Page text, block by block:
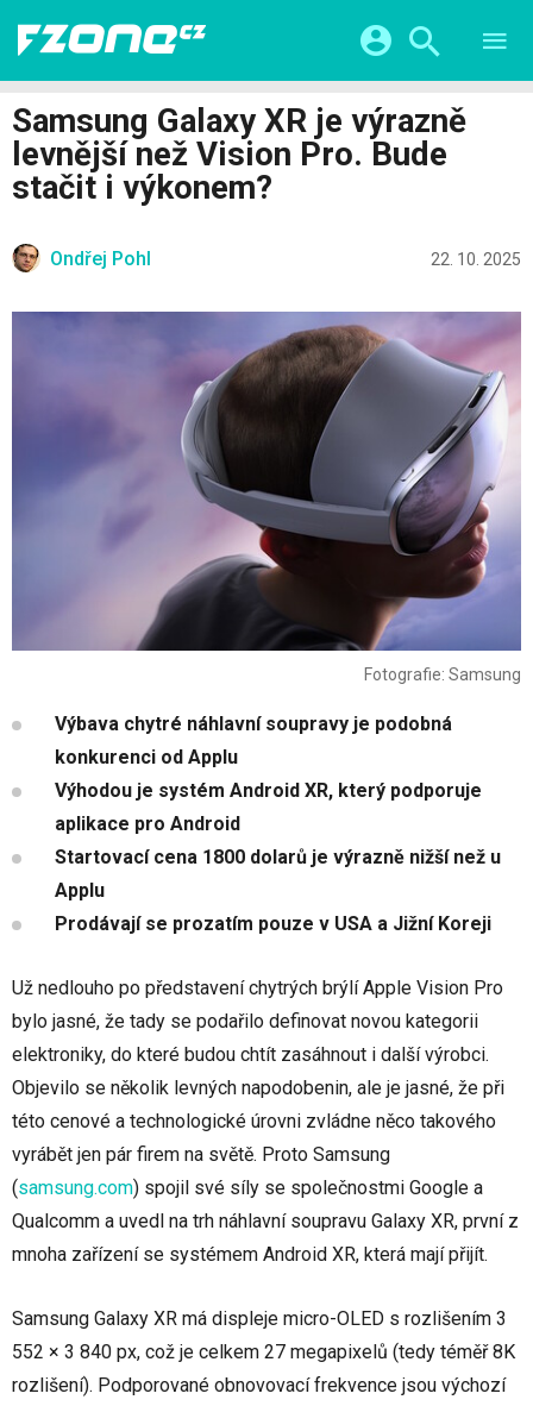
VIDEA
SERIÁLY
CHYTRÁ MĚSTA
ŽIVOT BUDOUCNOSTI
HRY A ZÁBAVA
Facebook Google
Samsung Galaxy XR je výrazně
levnější než Vision Pro. Bude
stačit i výkonem?
Ondřej Pohl 22. 10. 2025
Fotografie: Samsung
Výbava chytré náhlavní soupravy je podobná
konkurenci od Applu
Výhodou je systém Android XR, který podporuje
aplikace pro Android
Startovací cena 1800 dolarů je výrazně nižší než u
Applu
Prodávají se prozatím pouze v USA a Jižní Koreji
Už nedlouho po představení chytrých brýlí Apple Vision Pro
bylo jasné, že tady se podařilo definovat novou kategorii
elektroniky, do které budou chtít zasáhnout i další výrobci.
Objevilo se několik levných napodobenin, ale je jasné, že při
této cenové a technologické úrovni zvládne něco takového
vyrábět jen pár firem na světě. Proto Samsung
(samsung.com) spojil své síly se společnostmi Google a
Qualcomm a uvedl na trh náhlavní soupravu Galaxy XR, první z
mnoha zařízení se systémem Android XR, která mají přijít.
Samsung Galaxy XR má displeje micro-OLED s rozlišením 3
552 × 3 840 px, což je celkem 27 megapixelů (tedy téměř 8K
rozlišení). Podporované obnovovací frekvence jsou výchozí